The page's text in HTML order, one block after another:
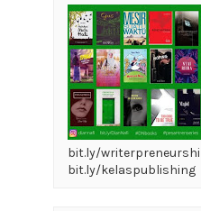
bit.ly/
bit.ly/kelaspublishing